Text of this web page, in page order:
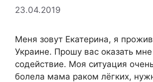
23.04.2019
Меня зовут Екатерина, я
Украине. Прошу вас оказать
содействие. Моя ситуация
болела мама раком лёгких,